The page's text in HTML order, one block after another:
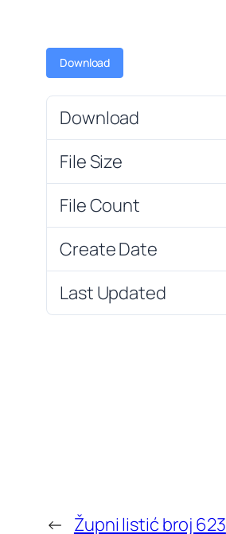
Download
Download
File Size
File Count
Create Date
Last Updated
← Župni listić broj 623